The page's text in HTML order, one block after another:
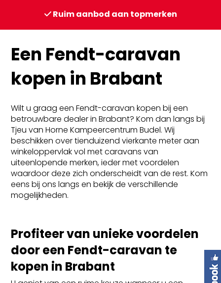
Ruim aanbod aan topmerken
Een Fendt-caravan
kopen in Brabant
Wilt u graag een Fendt-caravan kopen bij een
betrouwbare dealer in Brabant? Kom dan langs bij
Tjeu van Horne Kampeercentrum Budel. Wij
beschikken over tienduizend vierkante meter aan
winkeloppervlak vol met caravans van
uiteenlopende merken, ieder met voordelen
waardoor deze zich onderscheidt van de rest. Kom
eens bij ons langs en bekijk de verschillende
mogelijkheden.
Profiteer van unieke voordelen
door een Fendt-caravan te
kopen in Brabant